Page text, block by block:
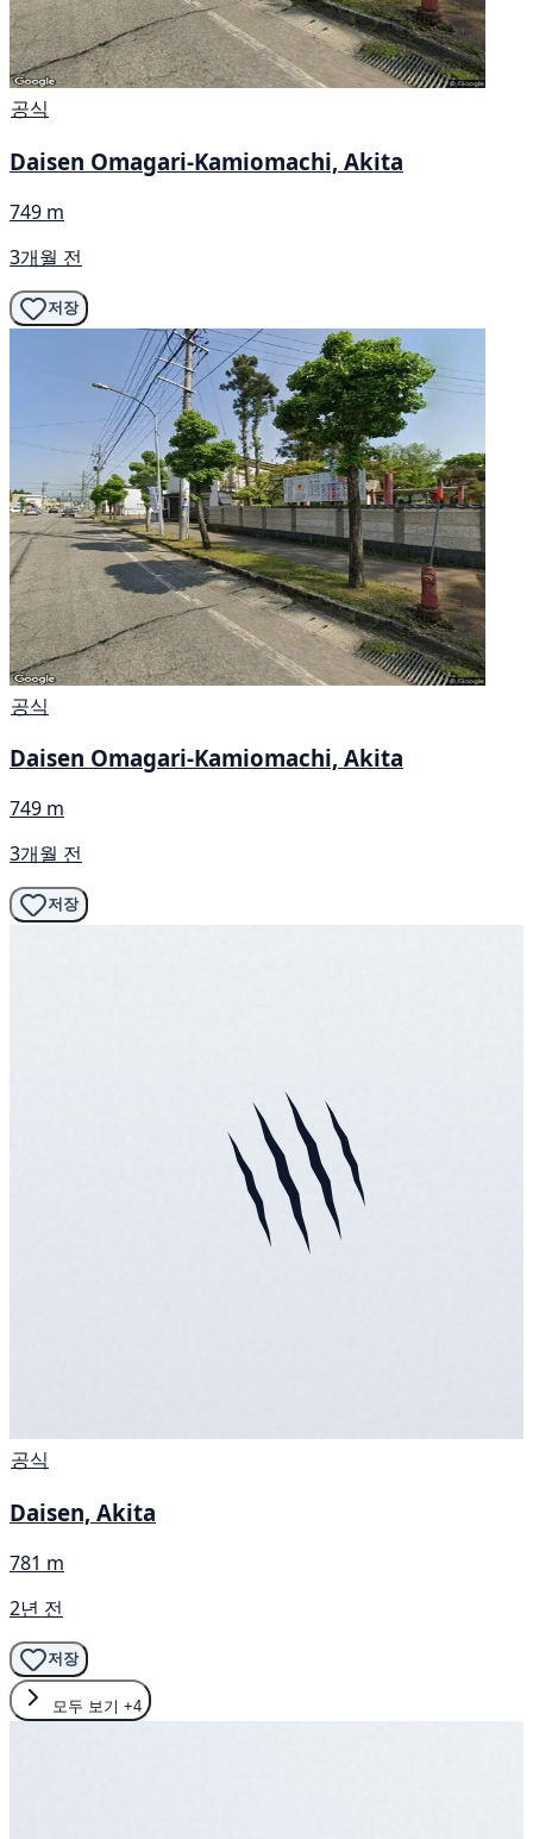
공식
Daisen Omagari-Kamiomachi, Akita
749 m
3개월 전
저장
공식
Daisen Omagari-Kamiomachi, Akita
749 m
3개월 전
저장
공식
Daisen, Akita
781 m
2년 전
저장
모두 보기 +4